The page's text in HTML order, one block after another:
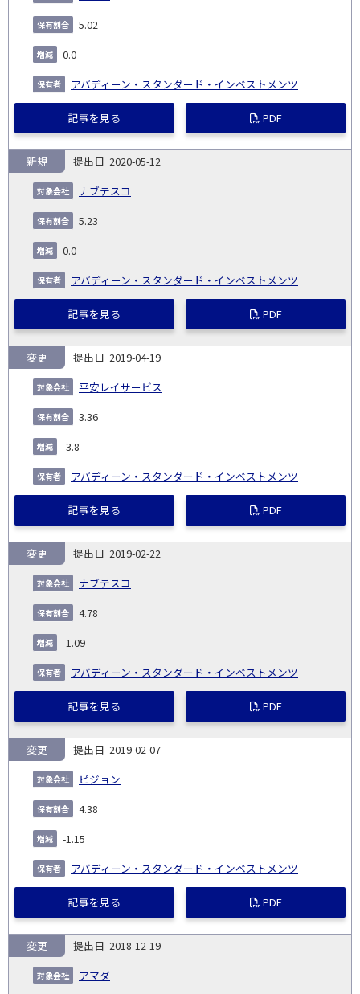
5.02
0.0
アバディーン・スタンダード・インベストメンツ
記事を見る PDF
2020-05-12
ナブテスコ
新規
5.23
0.0
アバディーン・スタンダード・インベストメンツ
記事を見る PDF
2019-04-19
平安レイサービス
変更
3.36
-3.8
アバディーン・スタンダード・インベストメンツ
記事を見る PDF
2019-02-22
ナブテスコ
変更
4.78
-1.09
アバディーン・スタンダード・インベストメンツ
記事を見る PDF
2019-02-07
ピジョン
変更
4.38
-1.15
アバディーン・スタンダード・インベストメンツ
記事を見る PDF
2018-12-19
アマダ
変更